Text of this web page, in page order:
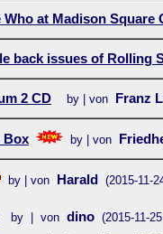
at Madison Square
back issues of Rolling
2 CD by | von Franz
Box by | von
by | von Harald (2015-11-
by | von dino (2015-11-